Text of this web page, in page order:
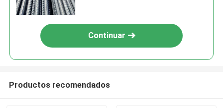
Continuar
Productos recomendados